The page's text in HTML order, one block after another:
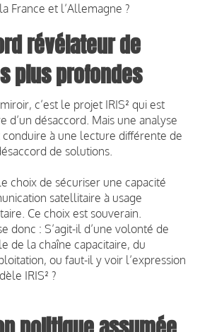
France et l’Allemagne ?
révélateur de
plus profondes
c’est le projet IRIS² qui est
d’un désaccord. Mais une analyse
à une lecture différente de
de solutions.
choix de sécuriser une capacité
satellitaire à usage
Ce choix est souverain.
donc : S’agit-il d’une volonté de
de la chaîne capacitaire, du
ou faut-il y voir l’expression
IRIS² ?